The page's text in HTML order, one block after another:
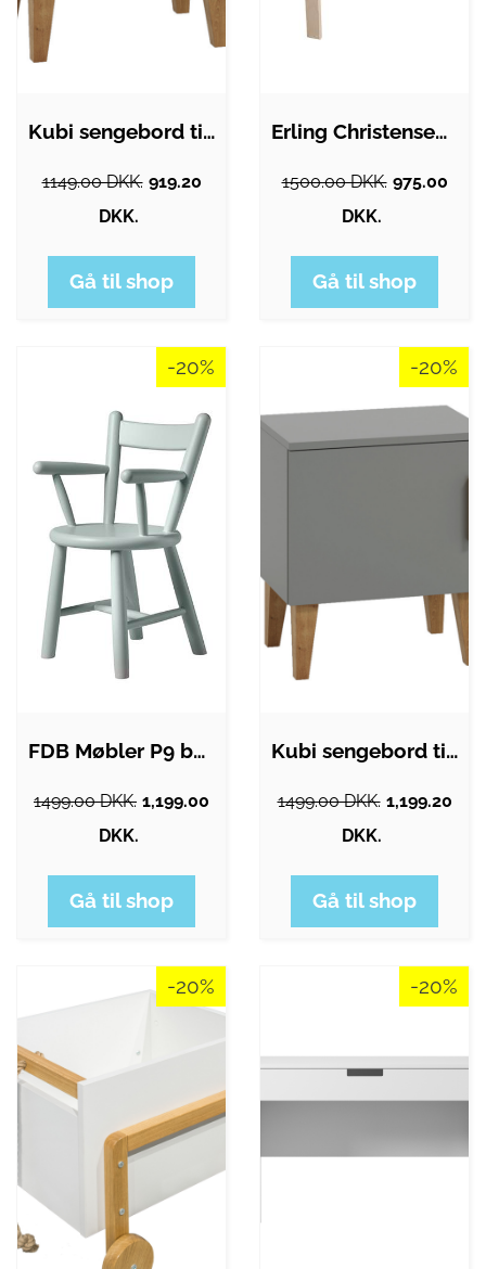
Kubi sengebord til børn, m. 1 låge og 1…
1149.00 DKK. 919.20
DKK.
Gå til shop
Erling Christensen Møbler Lakeret…
1500.00 DKK. 975.00
DKK.
Gå til shop
-20%
FDB Møbler P9 børnestol : Erling…
1499.00 DKK. 1,199.00
DKK.
Gå til shop
-20%
Kubi sengebord til børn, m. 1 låge og 1…
1499.00 DKK. 1,199.20
DKK.
Gå til shop
-20% -20%